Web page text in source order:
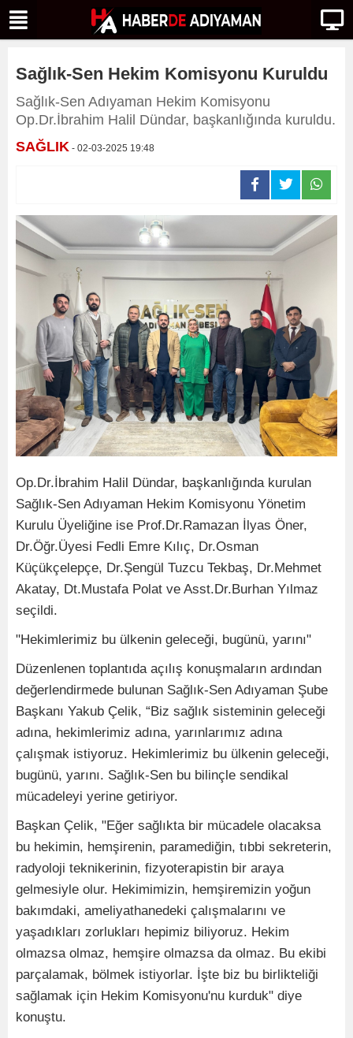
Sağlık-Sen Hekim Komisyonu Kuruldu
Sağlık-Sen Adıyaman Hekim Komisyonu
Op.Dr.İbrahim Halil Dündar, başkanlığında kuruldu.
SAĞLIK - 02-03-2025 19:48
Op.Dr.İbrahim Halil Dündar, başkanlığında kurulan
Sağlık-Sen Adıyaman Hekim Komisyonu Yönetim
Kurulu Üyeliğine ise Prof.Dr.Ramazan İlyas Öner,
Dr.Öğr.Üyesi Fedli Emre Kılıç, Dr.Osman
Küçükçelepçe, Dr.Şengül Tuzcu Tekbaş, Dr.Mehmet
Akatay, Dt.Mustafa Polat ve Asst.Dr.Burhan Yılmaz
seçildi.
"Hekimlerimiz bu ülkenin geleceği, bugünü, yarını"
Düzenlenen toplantıda açılış konuşmaların ardından
değerlendirmede bulunan Sağlık-Sen Adıyaman Şube
Başkanı Yakub Çelik, “Biz sağlık sisteminin geleceği
adına, hekimlerimiz adına, yarınlarımız adına
çalışmak istiyoruz. Hekimlerimiz bu ülkenin geleceği,
bugünü, yarını. Sağlık-Sen bu bilinçle sendikal
mücadeleyi yerine getiriyor.
Başkan Çelik, "Eğer sağlıkta bir mücadele olacaksa
bu hekimin, hemşirenin, paramediğin, tıbbi sekreterin,
radyoloji teknikerinin, fizyoterapistin bir araya
gelmesiyle olur. Hekimimizin, hemşiremizin yoğun
bakımdaki, ameliyathanedeki çalışmalarını ve
yaşadıkları zorlukları hepimiz biliyoruz. Hekim
olmazsa olmaz, hemşire olmazsa da olmaz. Bu ekibi
parçalamak, bölmek istiyorlar. İşte biz bu birlikteliği
sağlamak için Hekim Komisyonu'nu kurduk" diye
konuştu.